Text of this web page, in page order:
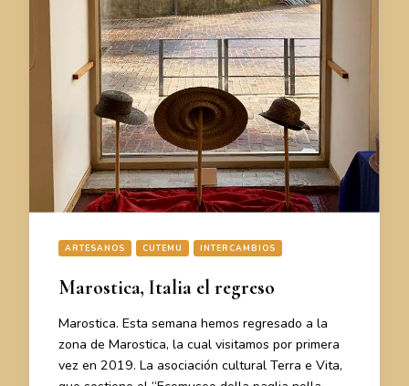
ARTESANOS CUTEMU INTERCAMBIOS
Marostica, Italia el regreso
Marostica. Esta semana hemos regresado a la
zona de Marostica, la cual visitamos por primera
vez en 2019. La asociación cultural Terra e Vita,